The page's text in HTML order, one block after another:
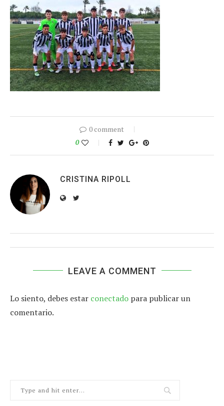
0 comment
0
CRISTINA RIPOLL
LEAVE A COMMENT
Lo siento, debes estar conectado para publicar un
comentario.